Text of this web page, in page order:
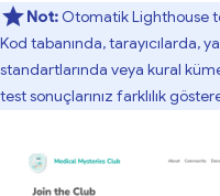
Not: Otomatik Lighthouse
Kod tabanında, tarayıcılarda,
standartlarında veya kural
test sonuçlarınız farklılık